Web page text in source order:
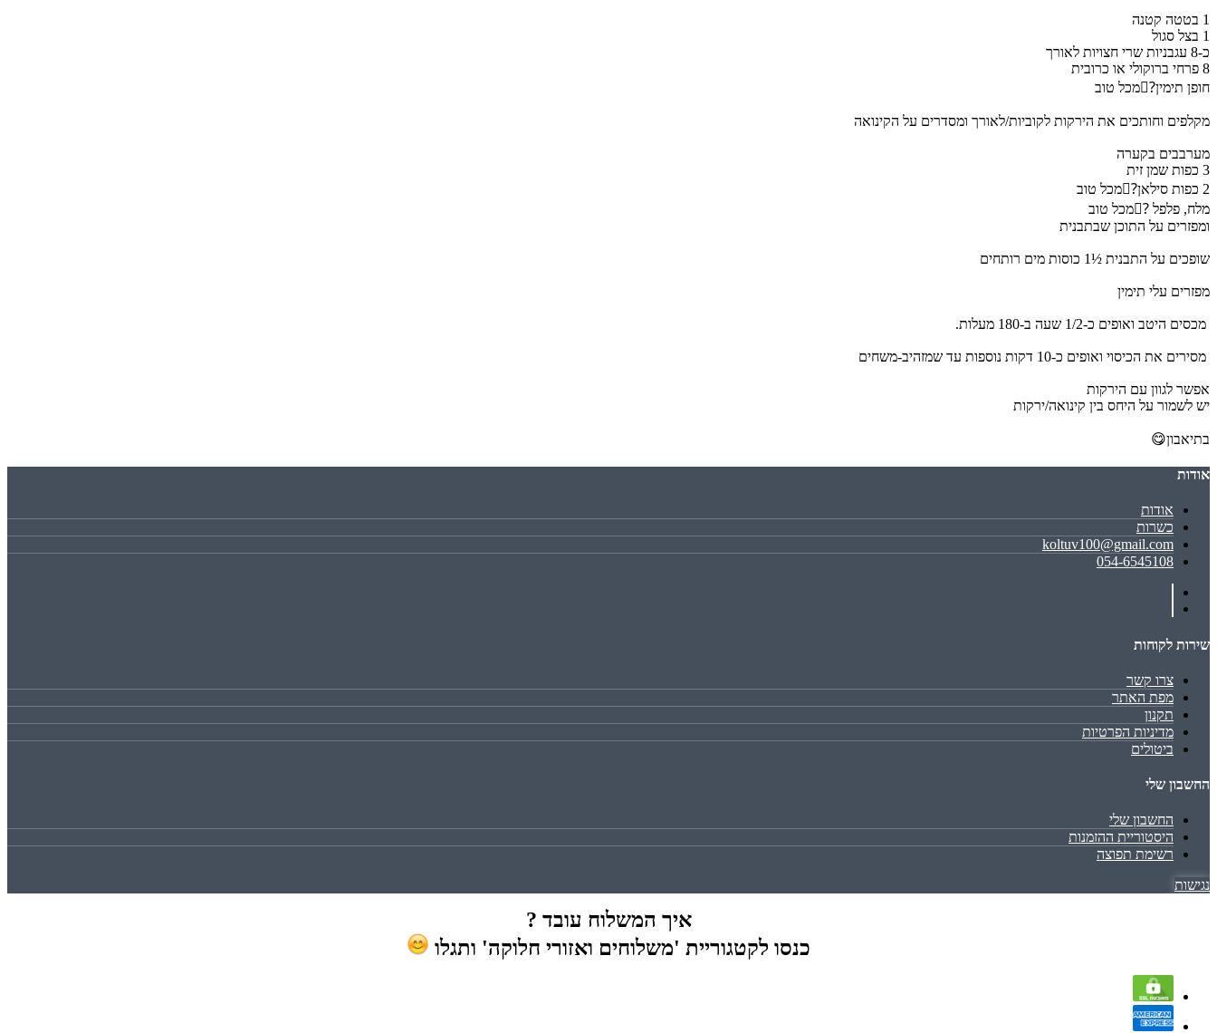
1 בטטה קטנה
1 בצל סגול
כ-8 עגבניות שרי חצויות לאורך
8 פרחי ברוקולי או כרובית
חופן תימין?🏼מכל טוב
מקלפים וחותכים את הירקות לקוביות/לאורך ומסדרים על הקינואה
מערבבים בקערה
3 כפות שמן זית
2 כפות סילאן?🏼מכל טוב
מלח, פלפל ?🏼מכל טוב
ומפזרים על התוכן שבתבנית
שופכים על התבנית ½1 כוסות מים רותחים
מפזרים עלי תימין
מכסים היטב ואופים כ-1/2 שעה ב-180 מעלות.
מסירים את הכיסוי ואופים כ-10 דקות נוספות עד שמזהיב-משחים
אפשר לגוון עם הירקות
יש לשמור על היחס בין קינואה/ירקות
בתיאבון😋
אודות
אודות
כשרות
koltuv100@gmail.com
054-6545108
שירות לקוחות
צרו קשר
מפת האתר
תקנון
מדיניות הפרטיות
ביטולים
החשבון שלי
החשבון שלי
היסטוריית ההזמנות
רשימת תפוצה
נגישות
איך המשלוח עובד ?
כנסו לקטגוריית 'משלוחים ואזורי חלוקה' ותגלו